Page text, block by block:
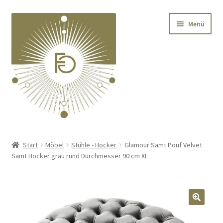
Navigation
springen
springen
Menü
Deko
öffnen
Start Möbel Stühle - Hocker
Glamour Samt Pouf Velvet
Samt Hocker grau rund Durchmesser 90 cm XL